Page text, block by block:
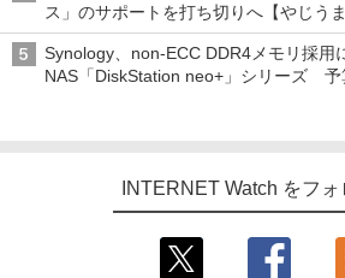
ス」のサポートを打ち切りへ【やじうま
Synology、non-ECC DDR4メモリ採用
NAS「DiskStation neo+」シリーズ 予
INTERNET Watch をフ